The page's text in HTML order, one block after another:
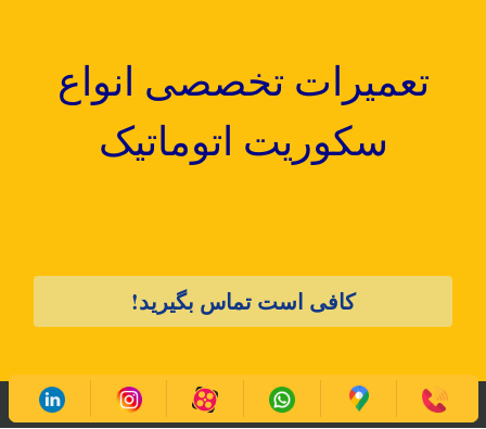
تعمیرات تخصصی انواع
سکوریت اتوماتیک
کافی است تماس بگیرید!